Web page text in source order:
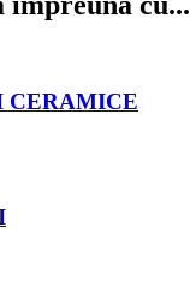
CERAMICE